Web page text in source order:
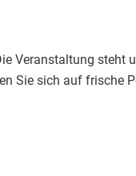
Veranstaltung steht
Sie sich auf frische